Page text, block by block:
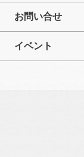
お問い合せ
イベント